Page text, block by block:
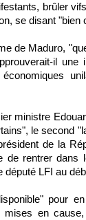
brûler
se disant
de Maduro,
il
ministre
le second
de la
de rentrer
LFI au
pour
en